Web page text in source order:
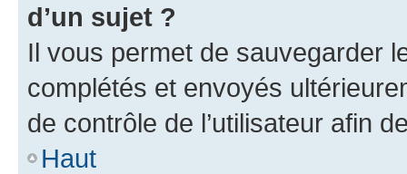
d’un sujet ?
Il vous permet de sauvegarder
complétés et envoyés
de contrôle de l’utilisateur afin
Haut